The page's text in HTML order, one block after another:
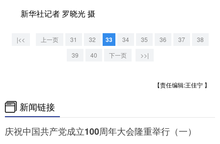
新华社记者 罗晓光 摄
|<< 上一页 31 32 33 34 35 36 37
38
39
40 下一页 >>|
【责任编辑:王佳宁 】
新闻链接
庆祝中国共产党成立100周年大会隆重举行（一）